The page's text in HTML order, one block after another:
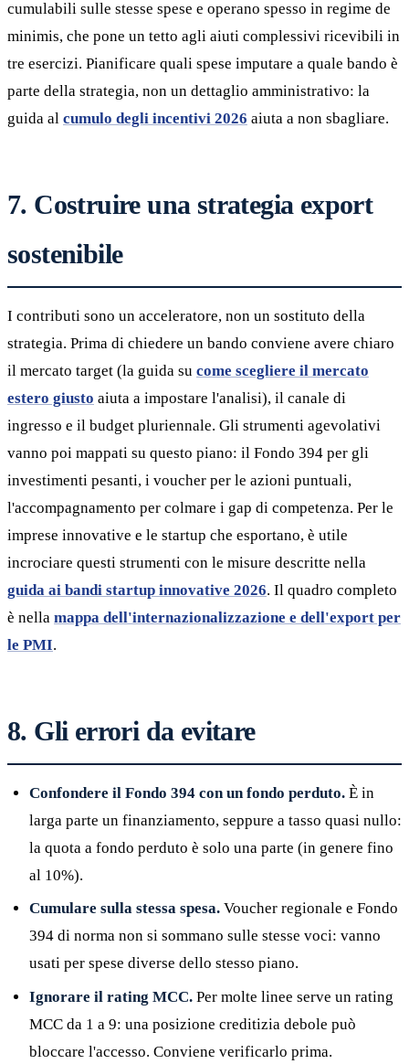
cumulabili sulle stesse spese e operano spesso in regime de
minimis, che pone un tetto agli aiuti complessivi ricevibili in
tre esercizi. Pianificare quali spese imputare a quale bando è
parte della strategia, non un dettaglio amministrativo: la
guida al cumulo degli incentivi 2026 aiuta a non sbagliare.
7. Costruire una strategia export
sostenibile
I contributi sono un acceleratore, non un sostituto della
strategia. Prima di chiedere un bando conviene avere chiaro
il mercato target (la guida su come scegliere il mercato
estero giusto aiuta a impostare l'analisi), il canale di
ingresso e il budget pluriennale. Gli strumenti agevolativi
vanno poi mappati su questo piano: il Fondo 394 per gli
investimenti pesanti, i voucher per le azioni puntuali,
l'accompagnamento per colmare i gap di competenza. Per le
imprese innovative e le startup che esportano, è utile
incrociare questi strumenti con le misure descritte nella
guida ai bandi startup innovative 2026. Il quadro completo
è nella mappa dell'internazionalizzazione e dell'export per
le PMI.
8. Gli errori da evitare
Confondere il Fondo 394 con un fondo perduto. È in
larga parte un finanziamento, seppure a tasso quasi nullo:
la quota a fondo perduto è solo una parte (in genere fino
al 10%).
Cumulare sulla stessa spesa. Voucher regionale e Fondo
394 di norma non si sommano sulle stesse voci: vanno
usati per spese diverse dello stesso piano.
Ignorare il rating MCC. Per molte linee serve un rating
MCC da 1 a 9: una posizione creditizia debole può
bloccare l'accesso. Conviene verificarlo prima.